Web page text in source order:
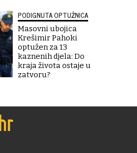
PODIGNUTA OPTUŽNICA
Masovni ubojica
Krešimir Pahoki
optužen za 13
kaznenih djela: Do
kraja života ostaje u
zatvoru?